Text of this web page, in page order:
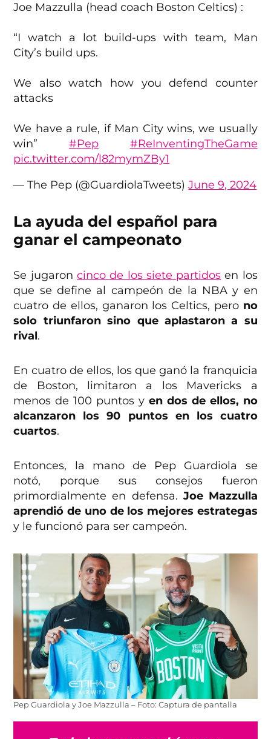
Joe Mazzulla (head coach Boston Celtics) :
“I watch a lot build-ups with team, Man
City’s build ups.
We also watch how you defend counter
attacks
We have a rule, if Man City wins, we usually
win” #Pep
#ReInventingTheGame
pic.twitter.com/l82mymZBy1
— The Pep (@GuardiolaTweets)June 9, 2024
La ayuda del español para
ganar el campeonato
Se jugaron cinco de los siete partidos en los
que se define al campeón de la NBA y en
cuatro de ellos, ganaron los Celtics, pero no
solo triunfaron sino que aplastaron a su
rival.
En cuatro de ellos, los que ganó la franquicia
de Boston, limitaron a los Mavericks a
menos de 100 puntos y en dos de ellos, no
alcanzaron los 90 puntos en los cuatro
cuartos.
Entonces, la mano de Pep Guardiola se
notó, porque sus consejos fueron
primordialmente en defensa. Joe Mazzulla
aprendió de uno de los mejores estrategas
y le funcionó para ser campeón.
Pep Guardiola y Joe Mazzulla – Foto: Captura de pantalla